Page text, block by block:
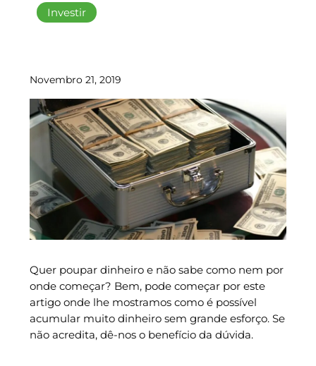
Investir
Novembro 21, 2019
Quer poupar dinheiro e não sabe como nem por
onde começar? Bem, pode começar por este
artigo onde lhe mostramos como é possível
acumular muito dinheiro sem grande esforço. Se
não acredita, dê-nos o benefício da dúvida.